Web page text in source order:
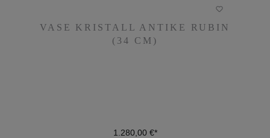
VASE KRISTALL ANTIKE RUBIN
(34 CM)
1.280,00 €*
(34 CM)
DETAILS